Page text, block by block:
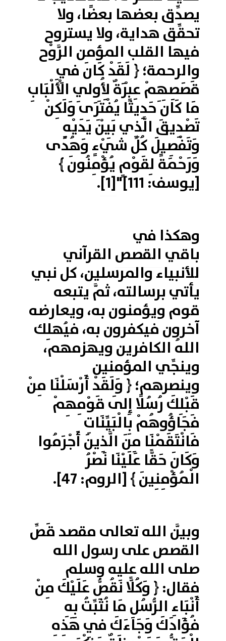
يصدِّق بعضها بعضًا، ولا
تحقِّق هداية، ولا يستروح
فيها القلب المؤمن الرَّوْح
والرحمة؛ ﴿ لَقَدْ كَانَ فِي
قَصَصِهِمْ عِبْرَةٌ لِأُولِي الْأَلْبَابِ
مَا كَانَ حَدِيثًا يُفْتَرَى وَلَكِنْ
تَصْدِيقَ الَّذِي بَيْنَ يَدَيْهِ
وَتَفْصِيلَ كُلِّ شَيْءٍ وَهُدًى
وَرَحْمَةً لِقَوْمٍ يُؤْمِنُونَ ﴾
[يوسف: 111]" [1]
.
وهكذا في
باقي القصص القرآني
للأنبياء والمرسلين، كل نبي
يأتي برسالته، ثمَّ يتبعه
قوم ويؤمنون به، ويعارضه
آخرون فيكفرون به، فيُهلِك
اللهُ الكافرين ويهزمهم،
وينجِّي المؤمنين
وينصرهم؛ ﴿ وَلَقَدْ أَرْسَلْنَا مِنْ
قَبْلِكَ رُسُلًا إِلَى قَوْمِهِمْ
فَجَاؤُوهُمْ بِالْبَيِّنَاتِ
فَانْتَقَمْنَا مِنَ الَّذِينَ أَجْرَمُوا
وَكَانَ حَقًّا عَلَيْنَا نَصْرُ
الْمُؤْمِنِينَ ﴾ [الروم: 47].
وبيَّن الله تعالى مقصد قَصِّ
القصص على رسول الله
صلى الله عليه وسلم
فقال: ﴿ وَكُلًّا نَقُصُّ عَلَيْكَ مِنْ
أَنْبَاءِ الرُّسُلِ مَا نُثَبِّتُ بِهِ
فُؤَادَكَ وَجَاءَكَ فِي هَذِهِ